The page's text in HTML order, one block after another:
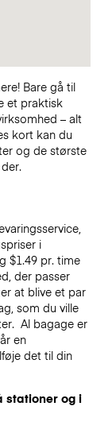
Bare gå til
et praktisk
– alt
kort kan du
og de største
i
$1.49 pr. time
der passer
at blive et par
som du ville
Al bagage er
en
det til din
stationer og i